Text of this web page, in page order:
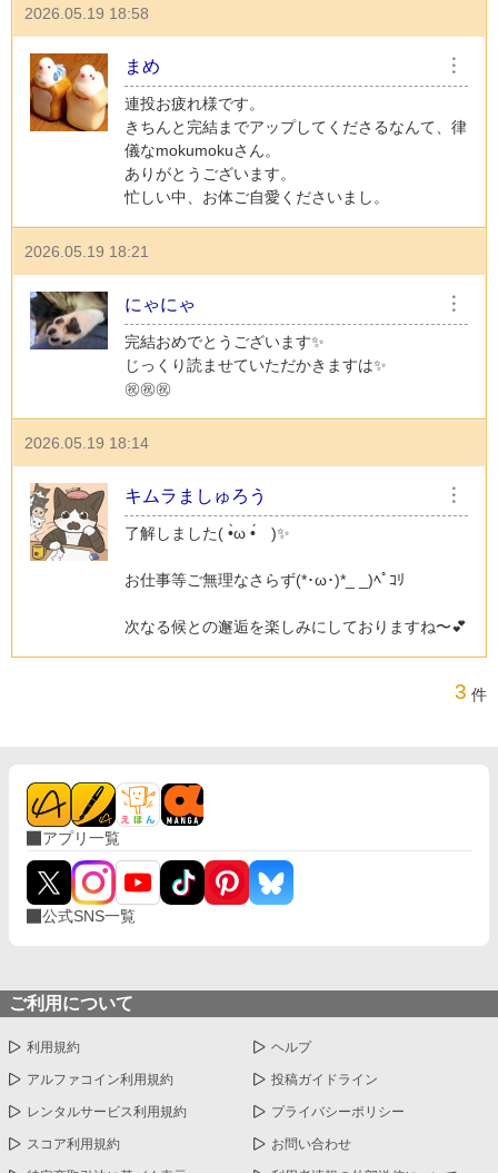
2026.05.19 18:58
まめ ︙
連投お疲れ様です。
きちんと完結までアップしてくださるなんて、律
儀なmokumokuさん。
ありがとうございます。
忙しい中、お体ご自愛くださいまし。
2026.05.19 18:21
にゃにゃ ︙
完結おめでとうございます✨
じっくり読ませていただかきますは✨
㊗️㊗️㊗️
2026.05.19 18:14
キムラましゅろう ︙
了解しました( •̀ω •́ゞ)✨
お仕事等ご無理なさらず(*･ω･)*_ _)ﾍﾟｺﾘ
次なる候との邂逅を楽しみにしておりますね〜💕
3 件
アプリ一覧
公式SNS一覧
ご利用について
利用規約 ヘルプ
アルファコイン利用規約 投稿ガイドライン
レンタルサービス利用規約 プライバシーポリシー
スコア利用規約 お問い合わせ